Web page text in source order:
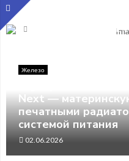
Gigabyte готовит X870E
Железо
Next —
печатными
системой питания
02.06.2026